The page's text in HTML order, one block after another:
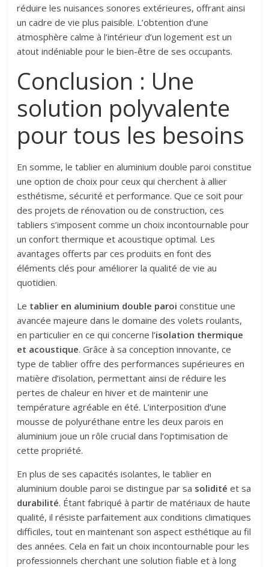
réduire les nuisances sonores extérieures, offrant ainsi
un cadre de vie plus paisible. L’obtention d’une
atmosphère calme à l’intérieur d’un logement est un
atout indéniable pour le bien-être de ses occupants.
Conclusion : Une
solution polyvalente
pour tous les besoins
En somme, le tablier en aluminium double paroi constitue
une option de choix pour ceux qui cherchent à allier
esthétisme, sécurité et performance. Que ce soit pour
des projets de rénovation ou de construction, ces
tabliers s’imposent comme un choix incontournable pour
un confort thermique et acoustique optimal. Les
avantages offerts par ces produits en font des
éléments clés pour améliorer la qualité de vie au
quotidien.
Le tablier en aluminium double paroi constitue une
avancée majeure dans le domaine des volets roulants,
en particulier en ce qui concerne l’isolation thermique
et acoustique. Grâce à sa conception innovante, ce
type de tablier offre des performances supérieures en
matière d’isolation, permettant ainsi de réduire les
pertes de chaleur en hiver et de maintenir une
température agréable en été. L’interposition d’une
mousse de polyuréthane entre les deux parois en
aluminium joue un rôle crucial dans l’optimisation de
cette propriété.
En plus de ses capacités isolantes, le tablier en
aluminium double paroi se distingue par sa solidité et sa
durabilité. Étant fabriqué à partir de matériaux de haute
qualité, il résiste parfaitement aux conditions climatiques
difficiles, tout en maintenant son aspect esthétique au fil
des années. Cela en fait un choix incontournable pour les
professionnels cherchant une solution fiable et à long